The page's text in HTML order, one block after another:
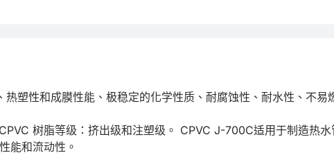
塑性和成膜性能、极稳定的化学性质、耐腐蚀性、耐水性、不
树脂等级：挤出级和注塑级。 CPVC J-700C适用于制造热
能和流动性。